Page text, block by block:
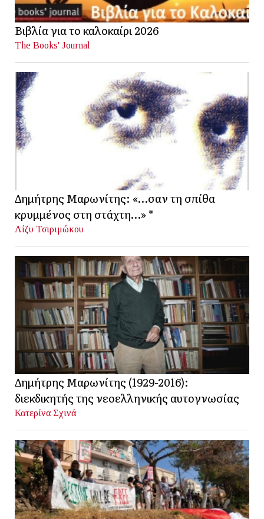
Βιβλία για το καλοκαίρι 2026
The Books' Journal
Δημήτρης Μαρωνίτης: «…σαν τη σπίθα
κρυμμένος στη στάχτη…» *
Λίζυ Τσιριμώκου
Δημήτρης Μαρωνίτης (1929-2016):
διεκδικητής της νεοελληνικής αυτογνωσίας
Κατερίνα Σχινά